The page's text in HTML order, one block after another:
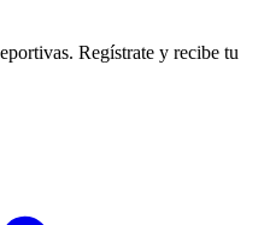
Regístrate y recibe tu